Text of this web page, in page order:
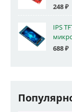
248₽
IPS
688₽